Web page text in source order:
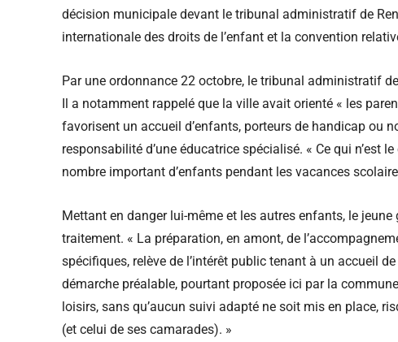
décision municipale devant le tribunal administratif de
internationale des droits de l’enfant et la convention
Par une ordonnance 22 octobre, le tribunal administratif
Il a notamment rappelé que la ville avait orienté « les
favorisent un accueil d’enfants, porteurs de handicap ou
responsabilité d’une éducatrice spécialisé. « Ce qui n’est
nombre important d’enfants pendant les vacances
Mettant en danger lui-même et les autres enfants, le
traitement. « La préparation, en amont, de
spécifiques, relève de l’intérêt public tenant à un accueil
démarche préalable, pourtant proposée ici par la
loisirs, sans qu’aucun suivi adapté ne soit mis en place,
(et celui de ses camarades). »